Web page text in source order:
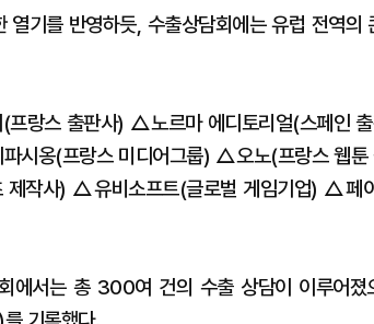
열기를 반영하듯, 수출상담회에는 유럽 전역의
랑스 출판사) △노르마 에디토리얼(스페인
시옹(프랑스 미디어그룹) △오노(프랑스 웹
작사) △유비소프트(글로벌 게임기업) △페
에서는 총 300여 건의 수출 상담이 이루어